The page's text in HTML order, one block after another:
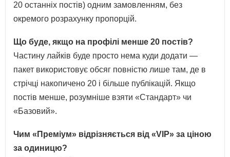
20 останніх постів) одним замовленням, без
окремого розрахунку пропорцій.
Що буде, якщо на профілі менше 20 постів?
Частину лайків буде просто нема куди додати —
пакет використовує обсяг повністю лише там, де в
стрічці накопичено 20 і більше публікацій. Якщо
постів менше, розумніше взяти «Стандарт» чи
«Базовий».
Чим «Преміум» відрізняється від «VIP» за ціною
за одиницю?